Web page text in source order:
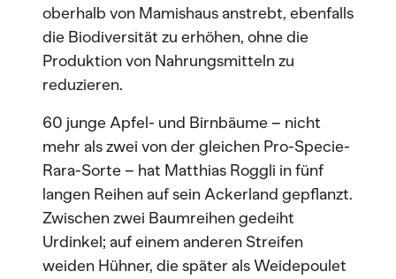
oberhalb von Mamishaus anstrebt, ebenfalls
die Biodiversität zu erhöhen, ohne die
Produktion von Nahrungsmitteln zu
reduzieren.
60 junge Apfel- und Birnbäume – nicht
mehr als zwei von der gleichen Pro-Specie-
Rara-Sorte – hat Matthias Roggli in fünf
langen Reihen auf sein Ackerland gepflanzt.
Zwischen zwei Baumreihen gedeiht
Urdinkel; auf einem anderen Streifen
weiden Hühner, die später als Weidepoulet